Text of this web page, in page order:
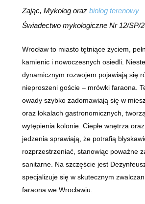
Zając, Mykolog oraz biolog terenowy
Świadectwo mykologiczne Nr 12/SP/
Wrocław to miasto tętniące życiem,
kamienic i nowoczesnych osiedli.
dynamicznym rozwojem pojawiają się
nieproszeni goście – mrówki faraona.
owady szybko zadomawiają się w
oraz lokalach gastronomicznych,
wytępienia kolonie. Ciepłe wnętrza
jedzenia sprawiają, że potrafią
rozprzestrzeniać, stanowiąc poważne
sanitarne. Na szczęście jest
specjalizuje się w skutecznym
faraona we Wrocławiu.